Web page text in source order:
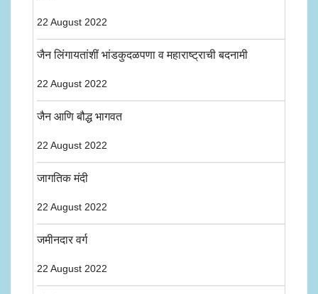
22 August 2022
जैन लिंगायतांशीं भांडकुदळपणा व महाराष्ट्राची बदनामी
22 August 2022
जैन आणि बौद्ध भागवत
22 August 2022
जागतिक मंदी
22 August 2022
जमीनदार वर्ग
22 August 2022